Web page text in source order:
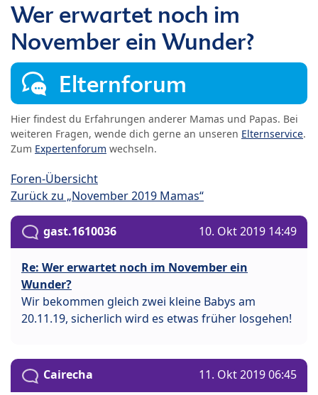
Wer erwartet noch im
November ein Wunder?
Elternforum
Hier findest du Erfahrungen anderer Mamas und Papas. Bei
weiteren Fragen, wende dich gerne an unseren Elternservice.
Zum Expertenforum wechseln.
Foren-Übersicht
Zurück zu „November 2019 Mamas“
gast.1610036 10. Okt 2019 14:49
Re: Wer erwartet noch im November ein
Wunder?
Wir bekommen gleich zwei kleine Babys am
20.11.19, sicherlich wird es etwas früher losgehen!
Cairecha 11. Okt 2019 06:45